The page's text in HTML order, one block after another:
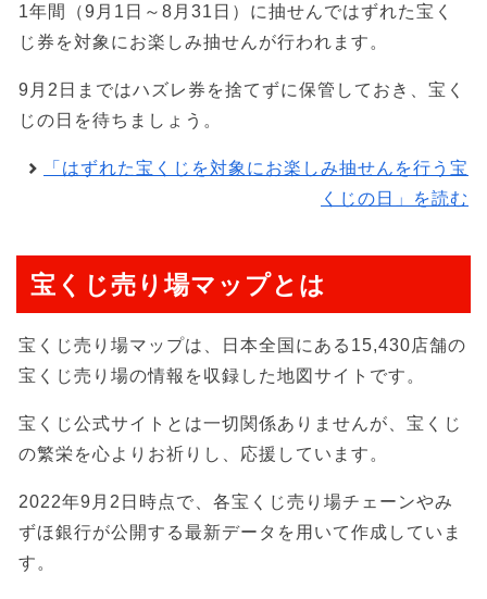
1年間（9月1日～8月31日）に抽せんではずれた宝く
じ券を対象にお楽しみ抽せんが行われます。
9月2日まではハズレ券を捨てずに保管しておき、宝く
じの日を待ちましょう。
「はずれた宝くじを対象にお楽しみ抽せんを行う宝
くじの日」を読む
宝くじ売り場マップとは
宝くじ売り場マップは、日本全国にある15,430店舗の
宝くじ売り場の情報を収録した地図サイトです。
宝くじ公式サイトとは一切関係ありませんが、宝くじ
の繁栄を心よりお祈りし、応援しています。
2022年9月2日時点で、各宝くじ売り場チェーンやみ
ずほ銀行が公開する最新データを用いて作成していま
す。